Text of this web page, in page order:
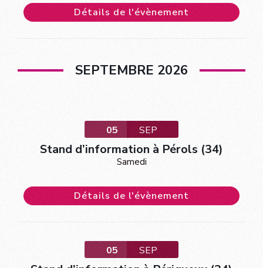
Détails de l'évènement
SEPTEMBRE 2026
05 SEP
Stand d’information à Pérols (34)
Samedi
Détails de l'évènement
05 SEP